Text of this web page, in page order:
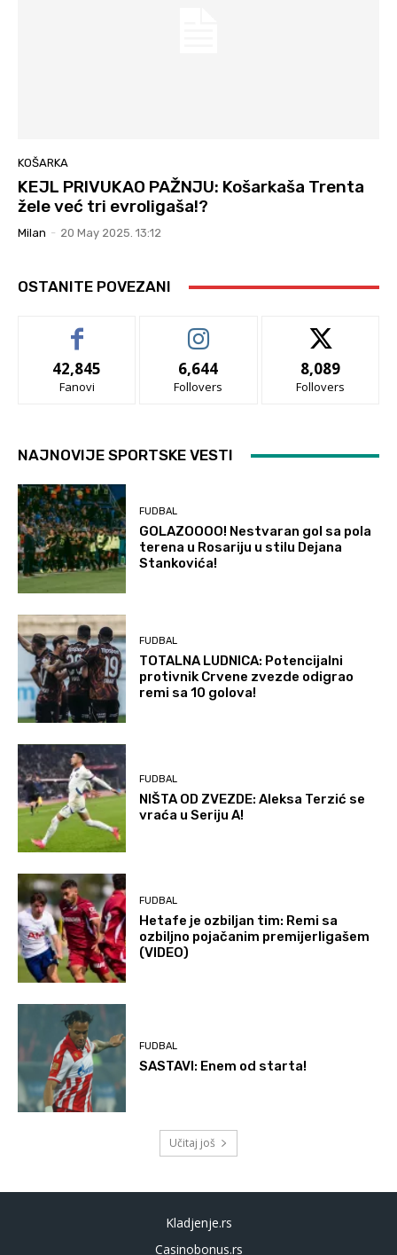
KOŠARKA
KEJL PRIVUKAO PAŽNJU: Košarkaša Trenta
žele već tri evroligaša!?
Milan - 20 May 2025. 13:12
OSTANITE POVEZANI
42,845
Fanovi
6,644
Follovers
8,089
Follovers
NAJNOVIJE SPORTSKE VESTI
FUDBAL
GOLAZOOOO! Nestvaran gol sa pola
terena u Rosariju u stilu Dejana
Stankovića!
FUDBAL
TOTALNA LUDNICA: Potencijalni
protivnik Crvene zvezde odigrao
remi sa 10 golova!
FUDBAL
NIŠTA OD ZVEZDE: Aleksa Terzić se
vraća u Seriju A!
FUDBAL
Hetafe je ozbiljan tim: Remi sa
ozbiljno pojačanim premijerligašem
(VIDEO)
FUDBAL
SASTAVI: Enem od starta!
Učitaj još
Kladjenje.rs
Casinobonus.rs